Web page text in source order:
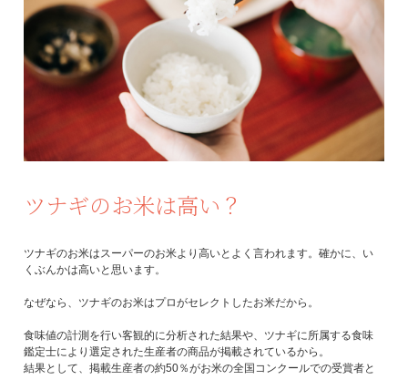
ツナギのお米は高い？
ツナギのお米はスーパーのお米より高いとよく言われます。確かに、い
くぶんかは高いと思います。
なぜなら、ツナギのお米はプロがセレクトしたお米だから。
食味値の計測を行い客観的に分析された結果や、ツナギに所属する食味
鑑定士により選定された生産者の商品が掲載されているから。
結果として、掲載生産者の約50％がお米の全国コンクールでの受賞者と